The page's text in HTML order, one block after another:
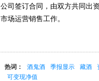
公司签订合同，由双方共同出
市场运营销售工作。
热词： 酒鬼酒 季报显示 藏酒
可变现净值